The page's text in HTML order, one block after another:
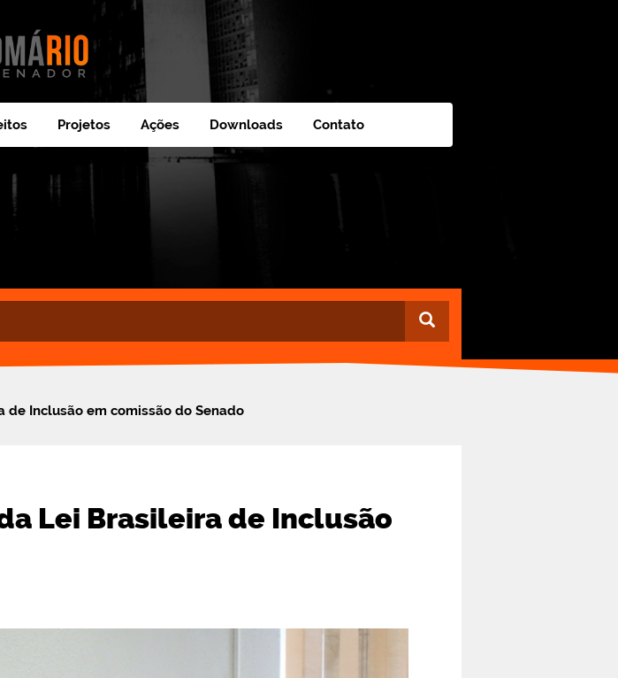
Projetos Ações Downloads Contato
Buscar
Inclusão em comissão do Senado
Lei Brasileira de Inclusão